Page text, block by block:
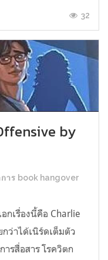
32
by
าร book hangover
กเรื่องนี้คือ Charlie
ว่าได้เนิร์ดเต็มตัว
รสื่อสาร โรควิตก